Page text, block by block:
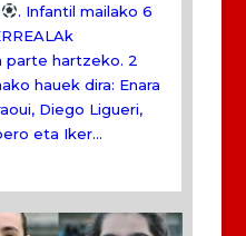
. Infantil mailako 6
parte hartzeko. 2
hauek dira: Enara
Diego Ligueri,
eta Iker...